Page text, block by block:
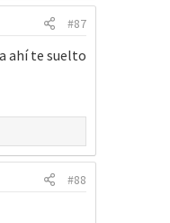
#87
ahí te suelto
#88